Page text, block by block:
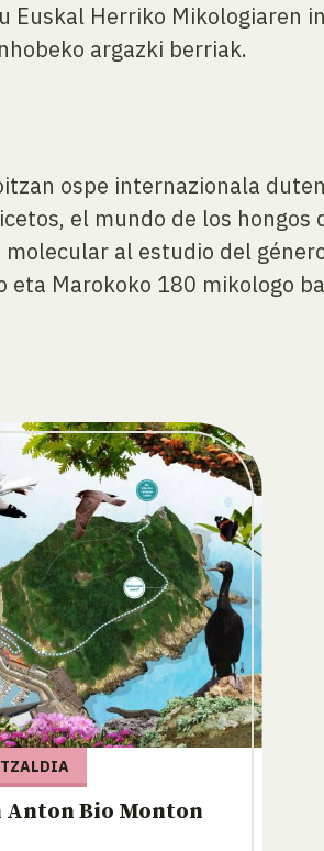
Herriko Mikologiaren
argazki berriak.
ospe internazionala
el mundo de los hongos
al estudio del
Marokoko 180 mikologo
Anton Bio Monton